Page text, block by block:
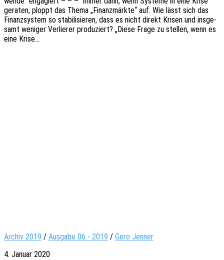
gera­ten, ploppt das Thema „Finanz­märk­te“ auf. Wie lässt sich das
Finanz­sys­tem so stabi­li­sie­ren, dass es nicht direkt Krisen und insge­
samt weni­ger Verlie­rer produ­ziert? „Diese Frage zu stel­len, wenn es
eine Krise…
Archiv 2019 / Ausgabe 06 - 2019 / Gero Jenner
4. Januar 2020